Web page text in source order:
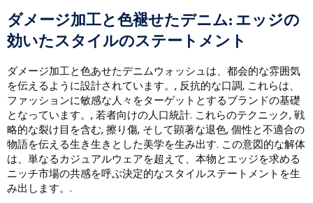
ダメージ加工と色褪せたデニム: エッジの
効いたスタイルのステートメント
ダメージ加工と色あせたデニムウォッシュは、都会的な雰囲気
を伝えるように設計されています。, 反抗的な口調, これらは、
ファッションに敏感な人々をターゲットとするブランドの基礎
となっています。, 若者向けの人口統計. これらのテクニック, 戦
略的な裂け目を含む, 擦り傷, そして顕著な退色, 個性と不適合の
物語を伝える生き生きとした美学を生み出す. この意図的な解体
は、単なるカジュアルウェアを超えて、本物とエッジを求める
ニッチ市場の共感を呼ぶ決定的なスタイルステートメントを生
み出します。.